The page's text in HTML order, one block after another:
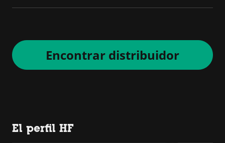
Encontrar distribuidor
El perfil HF